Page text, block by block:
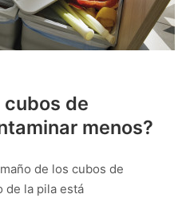
cubos de
menos?
de los cubos de
de la pila está